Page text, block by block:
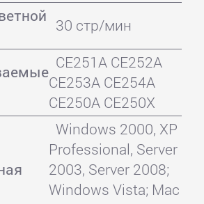
30 стр/мин
CE251A CE252A
CE253A CE254A
CE250A CE250X
Windows 2000, XP
Professional, Server
2003, Server 2008;
Windows Vista; Mac